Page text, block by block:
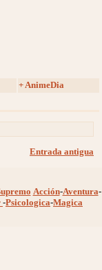
+ AnimeDia
Entrada antigua
Acción-Aventura-
-Psicologica-Magica